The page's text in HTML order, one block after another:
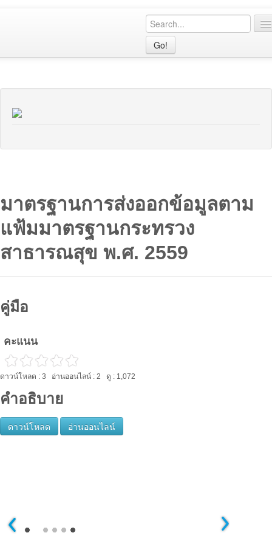
Go!
CPG
R2R
นิตยสาร
สมาชิก
มาตรฐานการส่งออกข้อมูลตาม
แฟ้มมาตรฐานกระทรวง
สาธารณสุข พ.ศ. 2559
คู่มือ
คะแนน
ดาวน์โหลด : 3 อ่านออนไลน์ : 2 ดู : 1,072
คำอธิบาย
ดาวน์โหลด อ่านออนไลน์